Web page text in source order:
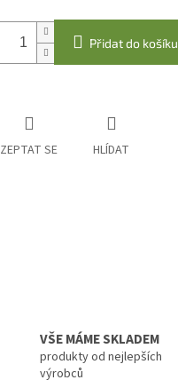
Přidat do košíku
ZEPTAT SE HLÍDAT
VŠE MÁME SKLADEM
produkty od nejlepších
výrobců